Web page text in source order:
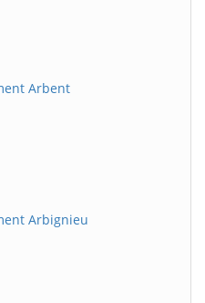
Arbent
Arbignieu